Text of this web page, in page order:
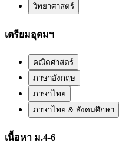
วิทยาศาสตร์
เตรียมอุดมฯ
คณิตศาสตร์
ภาษาอังกฤษ
ภาษาไทย
ภาษาไทย & สังคมศึกษา
เนื้อหา ม.4-6